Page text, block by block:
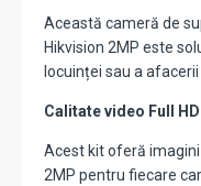
Această cameră de
Hikvision 2MP este
locuinței sau a afacerii
Calitate video Full
Acest kit oferă
2MP pentru fiecare